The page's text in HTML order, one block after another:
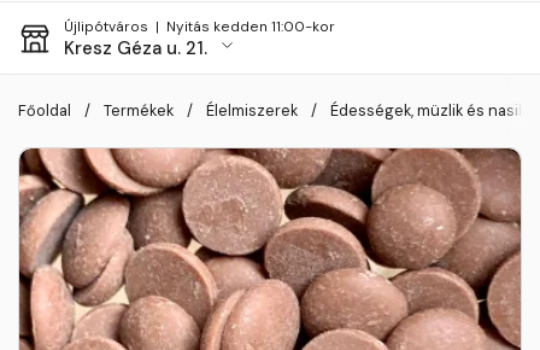
Újlipótváros | Nyitás kedden 11:00-kor
Kresz Géza u. 21.
Főoldal / Termékek / Élelmiszerek / Édességek, müzlik és nasik